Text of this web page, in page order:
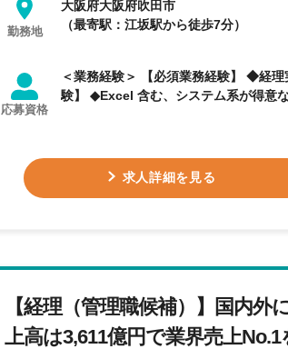
勤務地
大阪府大阪府吹田市
（最寄駅：江坂駅から徒歩7分）
応募資格
＜業務経験＞ 【必須業務経験】 ◆経理実務
験】 ◆Excel 含む、システム系が得意
求人詳細を見る
【経理（管理職候補）】国内
上高は3,611億円で業界売上